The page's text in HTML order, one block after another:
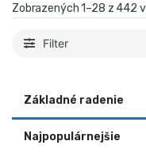
Zobrazených 1–28 z 442
Filter
Základné radenie
Najpopulárnejšie